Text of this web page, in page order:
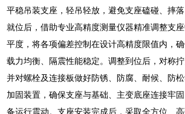
平稳吊装支座，轻吊轻放，避免支座磕碰、摔
就位后，借助专业高精度测量仪器精准调整支
平度，将各项偏差控制在设计高精度限值内，
载力均衡、隔震性能稳定。调整到位后，对称
并对螺栓及连接板做好防锈、防腐、耐候、防
加固装置，确保支座与基础、主变底座连接牢
备运行震动。支座安装完成后，采取全方位、